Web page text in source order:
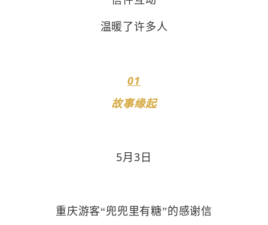
温暖了许多人
01
故事缘起
5月3日
重庆游客“兜兜里有糖”的感谢信